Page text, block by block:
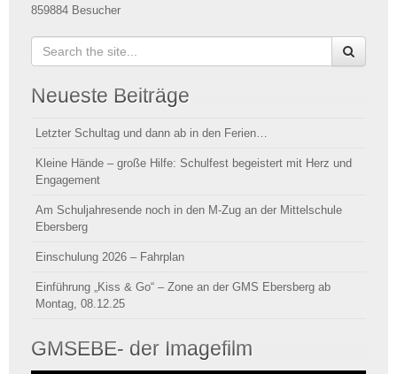
859884 Besucher
Neueste Beiträge
Letzter Schultag und dann ab in den Ferien…
Kleine Hände – große Hilfe: Schulfest begeistert mit Herz und
Engagement
Am Schuljahresende noch in den M-Zug an der Mittelschule
Ebersberg
Einschulung 2026 – Fahrplan
Einführung „Kiss & Go“ – Zone an der GMS Ebersberg ab
Montag, 08.12.25
GMSEBE- der Imagefilm